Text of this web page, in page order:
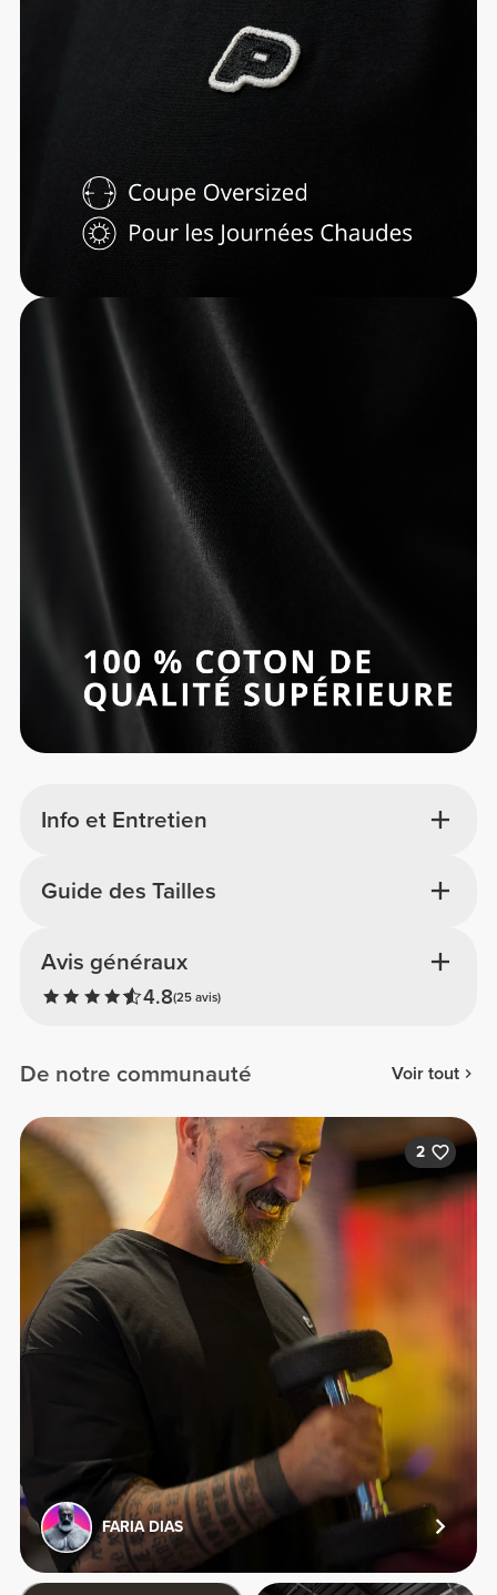
Info et Entretien
Avis généraux
4.8(25 avis)
Guide des Tailles
De notre communauté Voir tout
2
FARIA DIAS